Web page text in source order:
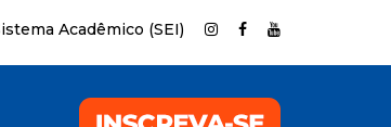
Acadêmico (SEI)